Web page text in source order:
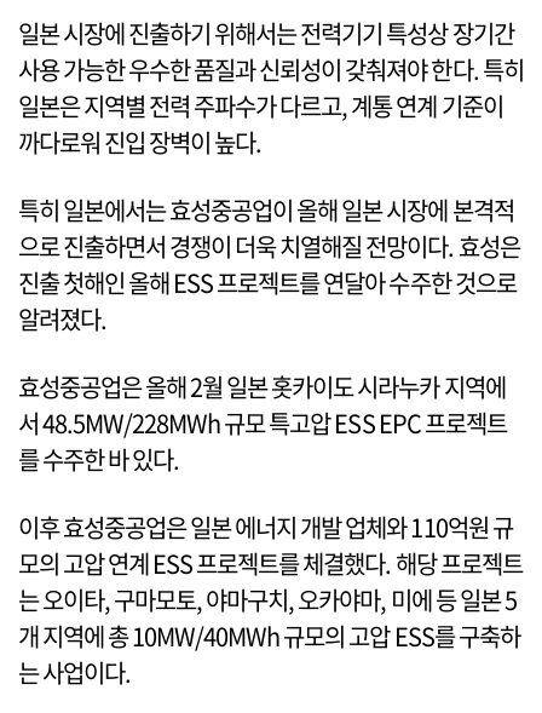
일본 시장에 진출하기 위해서는 전력기기 특성상 장기간
사용 가능한 우수한 품질과 신뢰성이 갖춰져야 한다. 특히
일본은 지역별 전력 주파수가 다르고, 계통 연계 기준이
까다로워 진입 장벽이 높다.
특히 일본에서는 효성중공업이 올해 일본 시장에 본격적
으로 진출하면서 경쟁이 더욱 치열해질 전망이다. 효성은
진출 첫해인 올해 ESS 프로젝트를 연달아 수주한 것으로
알려졌다.
효성중공업은 올해 2월 일본 홋카이도 시라누카 지역에
서 48.5MW/228MWh 규모 특고압 ESS EPC 프로젝트
를 수주한 바 있다.
이후 효성중공업은 일본 에너지 개발 업체와 110억원 규
모의 고압 연계 ESS 프로젝트를 체결했다. 해당 프로젝트
는 오이타, 구마모토, 야마구치, 오카야마, 미에 등 일본 5
개 지역에 총 10MW/40MWh 규모의 고압 ESS를 구축하
는 사업이다.